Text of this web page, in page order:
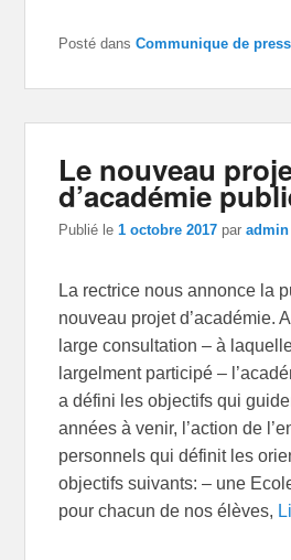
Posté dans Communique de
Le nouveau
d’académie
Publié le1 octobre 2017 paradmin
La rectrice nous annonce la
nouveau projet d’académie.
large consultation – à
largelment participé –
a défini les objectifs qui
années à venir, l’action de
personnels qui définit les
objectifs suivants: – une
pour chacun de nos élèves,